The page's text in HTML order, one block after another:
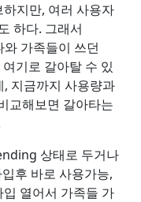
지만, 여러 사용자
하다. 그래서
가족들이 쓰던
기로 갈아탈 수 있
지금까지 사용량과
교해보면 갈아타는
상태로 두거나
후 바로 사용가능,
열어서 가족들 가